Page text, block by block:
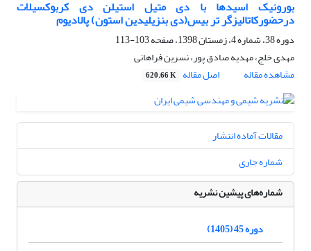
بورونیک اسیدها با دی متیل استیلن دی کربوکسیلات
درحضورکاتالیزگر تر بیس(دی بنزیلیدین استون) پالادیوم
دوره 38، شماره 4، زمستان 1398، صفحه
103-113
مهدی خلج، مهدیه صادق پور، نسرین فراهانی
مشاهده مقاله
اصل مقاله 620.66 K
مقالات آماده انتشار
شماره جاری
شماره‌های پیشین نشریه
دوره 45 (1405)